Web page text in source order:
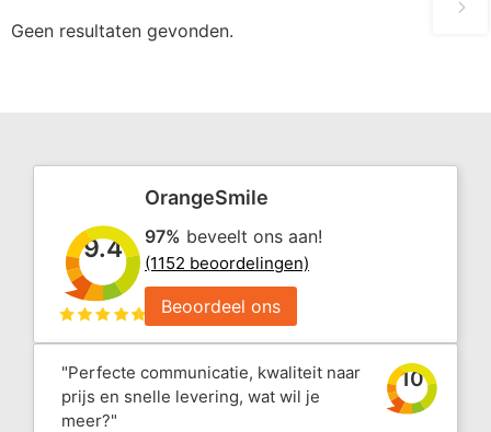
Geen resultaten gevonden.
9.4
OrangeSmile
97% beveelt ons aan!
(1152 beoordelingen)
Beoordeel ons
"Perfecte communicatie, kwaliteit naar
prijs en snelle levering, wat wil je
meer?"
10